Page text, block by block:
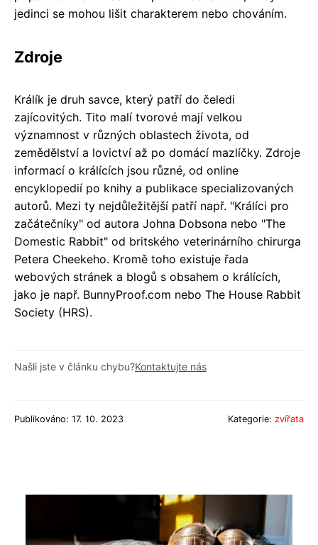
jedinci se mohou lišit charakterem nebo chováním.
Zdroje
Králík je druh savce, který patří do čeledi
zajícovitých. Tito malí tvorové mají velkou
významnost v různých oblastech života, od
zemědělství a lovictví až po domácí mazlíčky. Zdroje
informací o králících jsou různé, od online
encyklopedií po knihy a publikace specializovaných
autorů. Mezi ty nejdůležitější patří např. "Králíci pro
začátečníky" od autora Johna Dobsona nebo "The
Domestic Rabbit" od britského veterinárního chirurga
Petera Cheekeho. Kromě toho existuje řada
webových stránek a blogů s obsahem o králících,
jako je např. BunnyProof.com nebo The House Rabbit
Society (HRS).
Našli jste v článku chybu?Kontaktujte nás
Publikováno: 17. 10. 2023 Kategorie: zvířata